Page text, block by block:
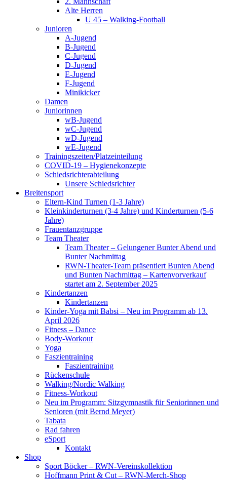
Alte Herren
U 45 – Walking-Football
Junioren
A-Jugend
B-Jugend
C-Jugend
D-Jugend
E-Jugend
F-Jugend
Minikicker
Damen
Juniorinnen
wB-Jugend
wC-Jugend
wD-Jugend
wE-Jugend
Trainingszeiten/Platzeinteilung
COVID-19 – Hygienekonzepte
Schiedsrichterabteilung
Unsere Schiedsrichter
Breitensport
Eltern-Kind Turnen (1-3 Jahre)
Kleinkinderturnen (3-4 Jahre) und Kinderturnen (5-6
Jahre)
Frauentanzgruppe
Team Theater
Team Theater – Gelungener Bunter Abend und
Bunter Nachmittag
RWN-Theater-Team präsentiert Bunten Abend
und Bunten Nachmittag – Kartenvorverkauf
startet am 2. September 2025
Kindertanzen
Kindertanzen
Kinder-Yoga mit Babsi – Neu im Programm ab 13.
April 2026
Fitness – Dance
Body-Workout
Yoga
Faszientraining
Faszientraining
Rückenschule
Walking/Nordic Walking
Fitness-Workout
Neu im Programm: Sitzgymnastik für Seniorinnen und
Senioren (mit Bernd Meyer)
Tabata
Rad fahren
eSport
Kontakt
Shop
Sport Böcker – RWN-Vereinskollektion
Hoffmann Print & Cut – RWN-Merch-Shop